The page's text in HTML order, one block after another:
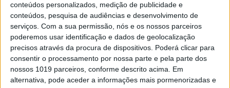
conteúdos personalizados, medição de publicidade e
conteúdos, pesquisa de audiências e desenvolvimento de
serviços. Com a sua permissão, nós e os nossos parceiros
poderemos usar identificação e dados de geolocalização
precisos através da procura de dispositivos. Poderá clicar para
consentir o processamento por nossa parte e pela parte dos
nossos 1019 parceiros, conforme descrito acima. Em
alternativa, pode aceder a informações mais pormenorizadas e